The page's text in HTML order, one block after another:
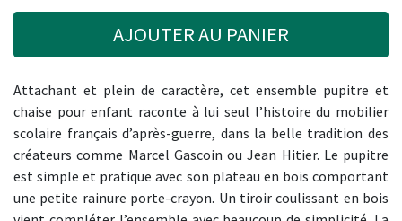
AJOUTER AU PANIER
Attachant et plein de caractère, cet ensemble pupitre et
chaise pour enfant raconte à lui seul l’histoire du mobilier
scolaire français d’après-guerre, dans la belle tradition des
créateurs comme Marcel Gascoin ou Jean Hitier. Le pupitre
est simple et pratique avec son plateau en bois comportant
une petite rainure porte-crayon. Un tiroir coulissant en bois